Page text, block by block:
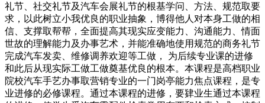
礼节、社交礼节及汽车会展礼节的根基学问、方法、规范取要
求，以此树立小我优良的职业抽象，博得他人对本身工做的相
信、支撑取帮帮，全面提高其现实应变能力、沟通能力、情面
世故的理解能力及办事艺术，并能准确地使用规范的商务礼节
完成汽车发卖、维修调养欢迎等工做， 为后续专业课的进修
和此后从现实际工做工做奠基优良的根本。本课程是高档职业
院校汽车手艺办事取营销专业的一门岗亭能力焦点课程，是专
业进修的必修课程。通过本课程的进修，要肄业生通过本课程